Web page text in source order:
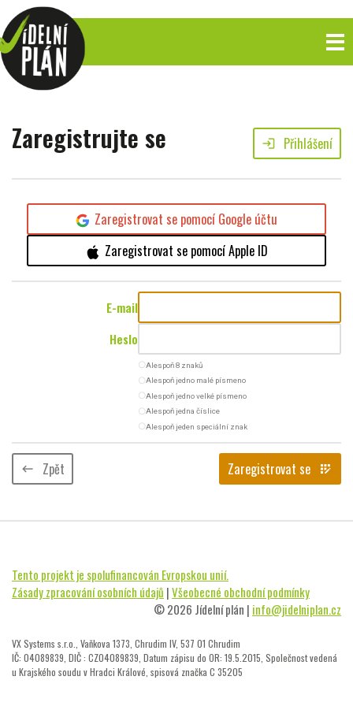
Zaregistrujte se login Přihlášení
Zaregistrovat se pomocí Google účtu
Zaregistrovat se pomocí Apple ID
E-mail
Heslo
radio_button_uncheckedAlespoň 8 znaků
radio_button_uncheckedAlespoň jedno malé písmeno
radio_button_uncheckedAlespoň jedno velké písmeno
radio_button_uncheckedAlespoň jedna číslice
radio_button_uncheckedAlespoň jeden speciální znak
keyboard_backspace Zpět Zaregistrovat se app_registration
Tento projekt je spolufinancován Evropskou unií.
Zásady zpracování osobních údajů |Všeobecné obchodní podmínky
© 2026 Jídelní plán | info@jidelniplan.cz
VX Systems s.r.o., Vaňkova 1373, Chrudim IV, 537 01 Chrudim
IČ: 04089839, DIČ : CZ04089839, Datum zápisu do OR: 19.5.2015, Společnost vedená
u Krajského soudu v Hradci Králové, spisová značka C 35205